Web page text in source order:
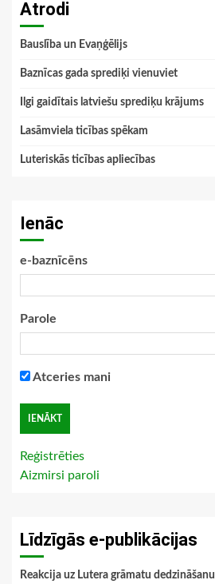
Atrodi
Bauslība un Evaņģēlijs
Baznīcas gada sprediķi vienuviet
Ilgi gaidītais latviešu sprediķu krājums
Lasāmviela ticības spēkam
Luteriskās ticības apliecības
Ienāc
e-baznīcēns
Parole
Atceries mani
Reģistrēties
Aizmirsi paroli
Līdzīgās e-publikācijas
Reakcija uz Lutera grāmatu dedzināšanu